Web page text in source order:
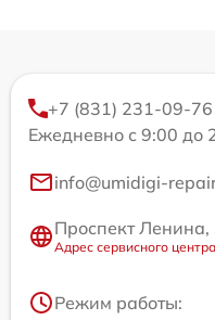
+7 (831) 231-09-76
Ежедневно с 9:00 до
info@umidigi-
Проспект Ленина,
Адрес сервисного
Режим работы: